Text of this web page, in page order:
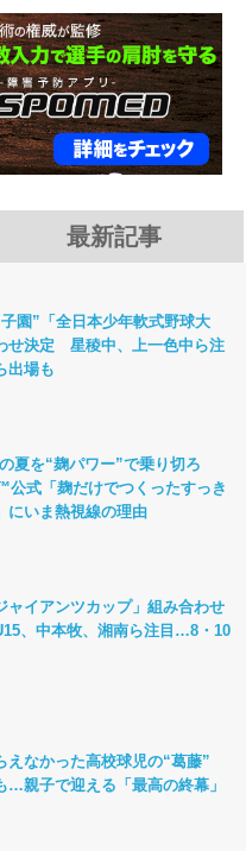
最新記事
園”「全日本少年軟式野球大
せ決定 星稜中、上一色中ら注
出場も
の夏を“麹パワー”で乗り切ろ
式「麹だけでつくったすっき
にいま熱視線の理由
ャイアンツカップ」組み合わせ
、中本牧、湘南ら注目…8・10
えなかった高校球児の“葛藤”
…親子で迎える「最高の終幕」